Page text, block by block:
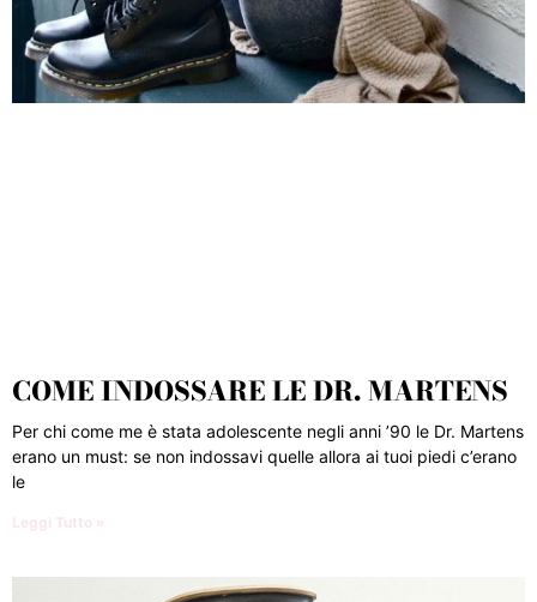
COME INDOSSARE LE DR. MARTENS
Per chi come me è stata adolescente negli anni ’90 le Dr. Martens
erano un must: se non indossavi quelle allora ai tuoi piedi c’erano
le
Leggi Tutto »